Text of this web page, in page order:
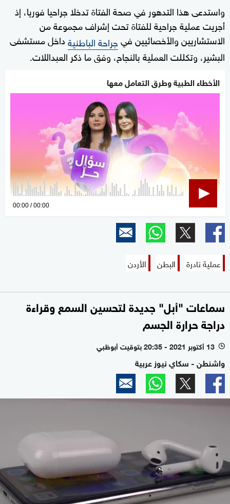
واستدعى هذا التدهور في صحة الفتاة تدخلا جراحيا فوريا، إذ
أجريت عملية جراحية للفتاة تحت إشراف مجموعة من
الاستشاريين والأخصائيين فيجراحة الباطنيةداخل مستشفى
البشير، وتكللت العملية بالنجاح، وفق ما ذكر العبداللات.
الأخطاء الطبية وطرق التعامل معها
0
00:00 00:00
عملية نادرة البطن الأردن
سماعات "أبل" جديدة لتحسين السمع وقراءة
دراجة حرارة الجسم
l 13 أكتوبر 2021 - 20:35 بتوقيت أبوظبي
واشنطن - سكاي نيوز عربية